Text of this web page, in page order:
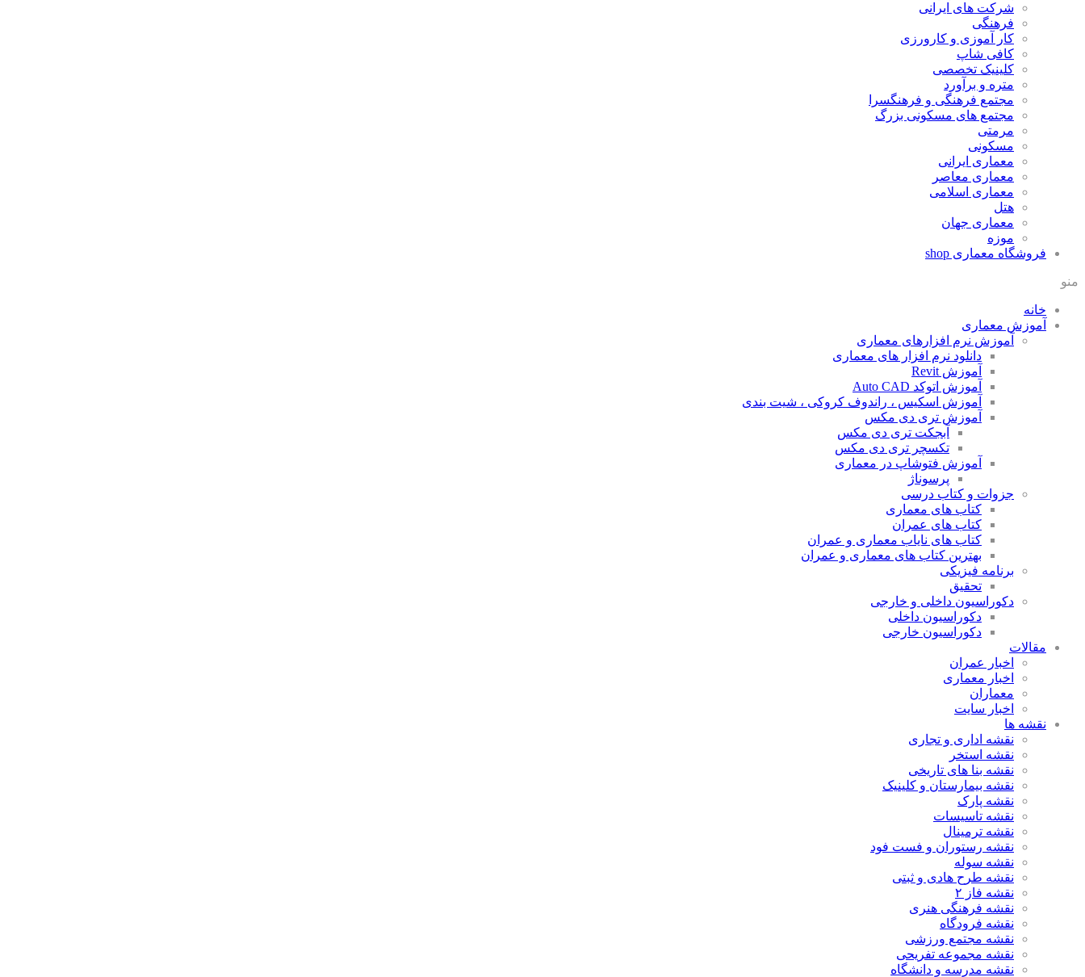
شرکت های ایرانی
فرهنگی
کار آموزی و کارورزی
کافی شاپ
کلینیک تخصصی
متره و برآورد
مجتمع فرهنگی و فرهنگسرا
مجتمع های مسکونی بزرگ
مرمتی
مسکونی
معماری ایرانی
معماری معاصر
معماری اسلامی
هتل
معماری جهان
موزه
فروشگاه معماری shop
منو
خانه
آموزش معماری
آموزش نرم افزارهای معماری
دانلود نرم افزار های معماری
آموزش Revit
آموزش اتوکد Auto CAD
آموزش اسکیس ، راندوف کروکی ، شیت بندی
آموزش تری دی مکس
آبجکت تری دی مکس
تکسچر تری دی مکس
آموزش فتوشاپ در معماری
پرسوناژ
جزوات و کتاب درسی
کتاب های معماری
کتاب های عمران
کتاب های نایاب معماری و عمران
بهترین کتاب های معماری و عمران
برنامه فیزیکی
تحقیق
دکوراسیون داخلی و خارجی
دکوراسیون داخلی
دکوراسیون خارجی
مقالات
اخبار عمران
اخبار معماری
معماران
اخبار سایت
نقشه ها
نقشه اداری و تجاری
نقشه استخر
نقشه بنا های تاریخی
نقشه بیمارستان و کلینیک
نقشه پارک
نقشه تاسیسات
نقشه ترمینال
نقشه رستوران و فست فود
نقشه سوله
نقشه طرح هادی و ثبتی
نقشه فاز ۲
نقشه فرهنگی هنری
نقشه فرودگاه
نقشه مجتمع ورزشی
نقشه مجموعه تفریحی
نقشه مدرسه و دانشگاه